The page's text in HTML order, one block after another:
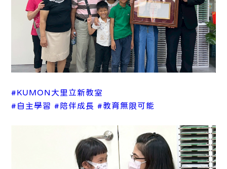
#KUMON大里立新教室
#自主學習 #陪伴成長 #教育無限可能